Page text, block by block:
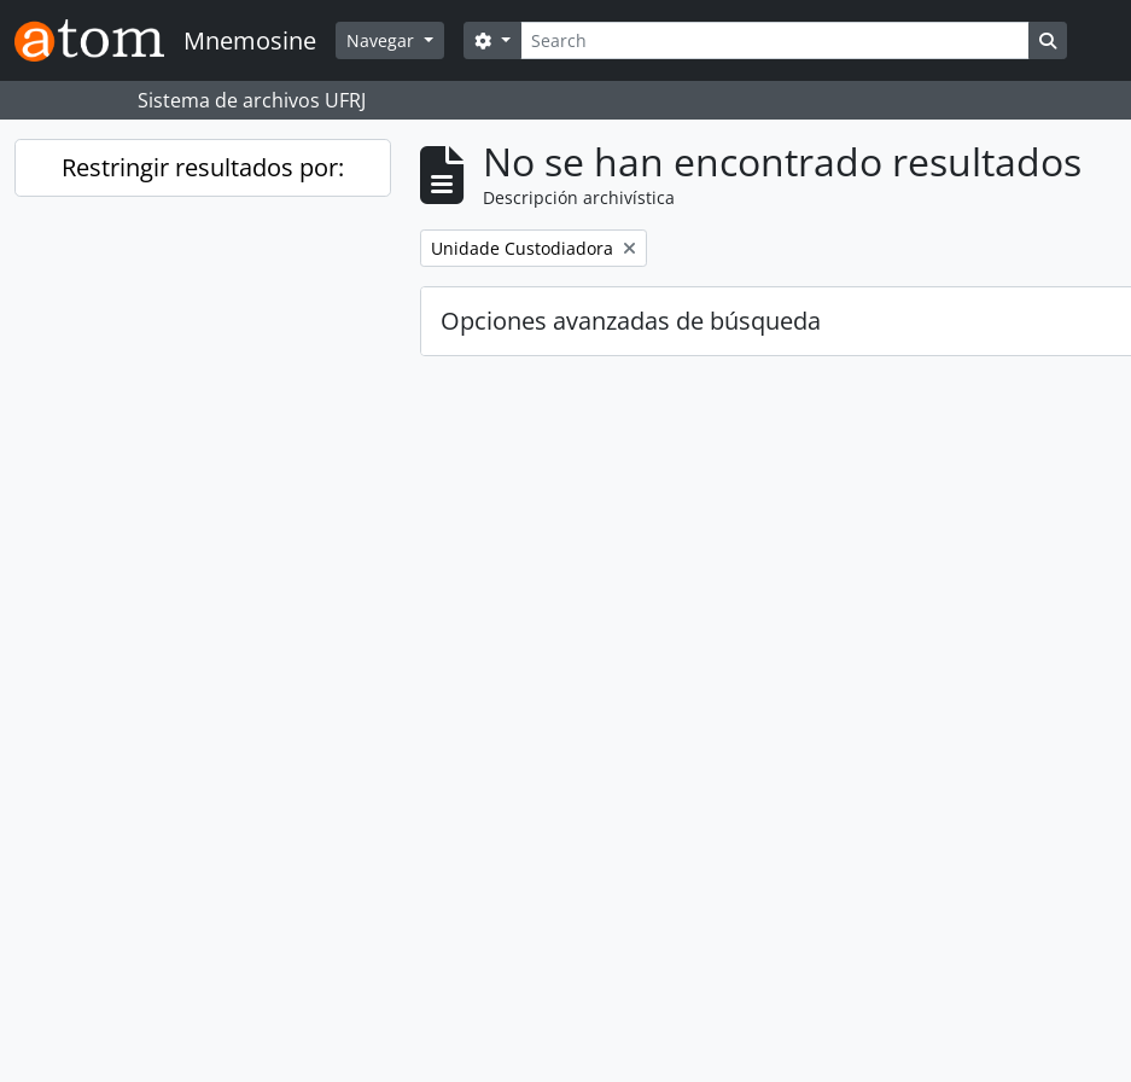
Skip to main content
Mnemosine Navegar Búsqueda
Search options
Sistema de archivos UFRJ
Restringir resultados por: No se han encontrado resultados
Descripción archivística
Remove filter:
Unidade Custodiadora
Opciones avanzadas de búsqueda